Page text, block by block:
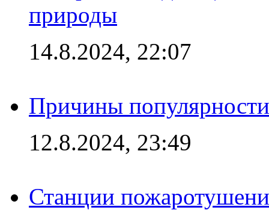
природы
14.8.2024, 22:07
Причины
12.8.2024, 23:49
Станции